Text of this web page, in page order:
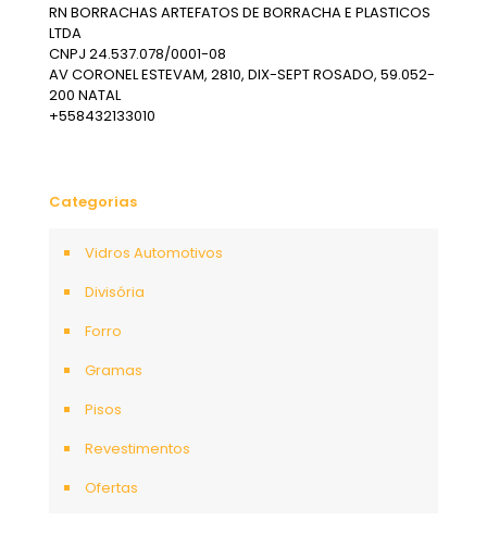
RN BORRACHAS ARTEFATOS DE BORRACHA E PLASTICOS
LTDA
CNPJ 24.537.078/0001-08
AV CORONEL ESTEVAM, 2810, DIX-SEPT ROSADO, 59.052-
200 NATAL
+558432133010
Categorias
Vidros Automotivos
Divisória
Forro
Gramas
Pisos
Revestimentos
Ofertas